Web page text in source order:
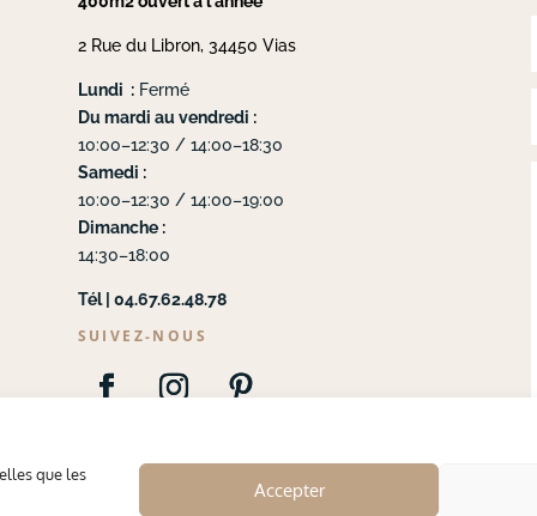
que les
Accepter
2 Rue du Libron, 34450 Vias
Lundi :Fermé
Du mardi au vendredi :
10:00–12:30 / 14:00–18:30
Samedi :
10:00–12:30 / 14:00–19:00
Dimanche :
14:30–18:00
Tél | 04.67.62.48.78
SUIVEZ-NOUS